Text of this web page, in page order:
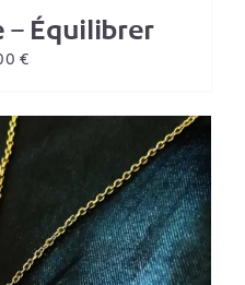
– Équilibrer
€